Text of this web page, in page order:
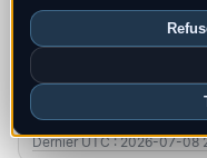
FAQ
Séismes ce mois-ci
0
Dernier UTC : 2026-07-08